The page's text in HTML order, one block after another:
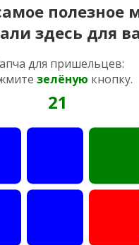
полезное
здесь для
для пришельцев:
зелёную кнопку.
21